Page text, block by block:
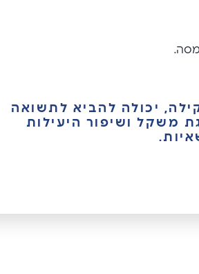
יכולה להביא לתשואה
משקל ושיפור היעילות